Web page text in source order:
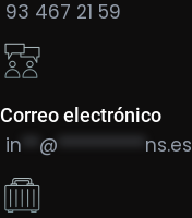
93 467 21 59
Correo electrónico
in @ ********** ns.es